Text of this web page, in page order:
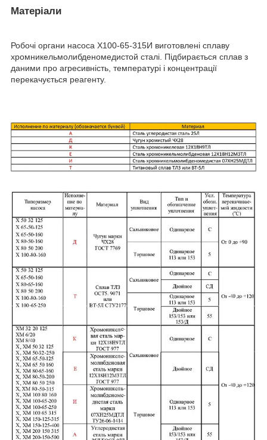
Матеріали
Робочі органи насоса Х100-65-315И виготовлені сплаву
хромникельмолибденомедистой сталі. Підбирається сплав з
даними про агресивність, температурі і концентрації
перекачується реагенту.